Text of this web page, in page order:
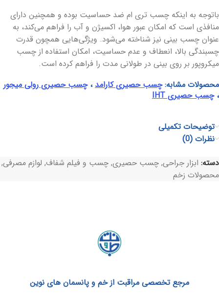
باتوجه به اینکه چسب تری ام ضد حساسیت بوده و همچنین دارای
منافذی است که امکان عبور هوا، اکسیژن و آب را فراهم می‌کند، به
عنوان چسب بینی نیز شناخته می‌شود. ویژگی‌هایی همچون قدرت
چسبندگی بالا، انعطاف و عدم حساسیت، امکان استفاده از چسب
میکروپور بر روی بینی در طولانی مدت را فراهم کرده است.
محصولات مشابه:چسب حصیری کارامد،چسب حصیری رولی میجور
،چسب حصیری IHT
توضیحات تکمیلی
نظرات (0)
دسته: ابزار جراحی, چسب حصیری, چسب و فیلم شفاف, لوازم مصرفی,
محصولات زخم
مرجع تخصصی مراقبت از خم و پانسمان های نوین